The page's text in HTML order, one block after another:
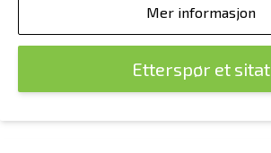
Mer informasjon
Etterspør et sitat